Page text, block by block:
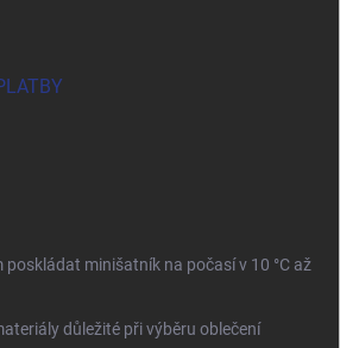
minišatník na počasí v 10 °C až
důležité při výběru oblečení